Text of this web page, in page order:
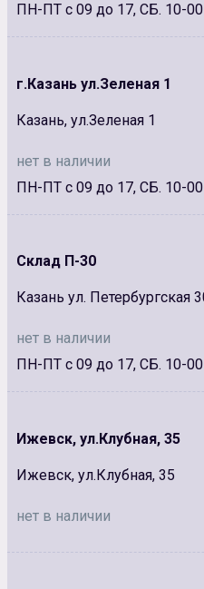
ПН-ПТ с 09 до 17, СБ. 10-
г.Казань ул.Зеленая 1
Казань, ул.Зеленая 1
нет в наличии
ПН-ПТ с 09 до 17, СБ. 10-
Склад П-30
Казань ул. Петербургская
нет в наличии
ПН-ПТ с 09 до 17, СБ. 10-
Ижевск, ул.Клубная, 35
Ижевск, ул.Клубная, 35
нет в наличии